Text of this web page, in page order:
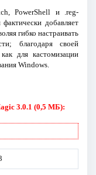
PowerShell и .reg-
добавляет
гибко настраивать
благодаря своей
для кастомизации
Windows.
3.0.1 (0,5 МБ):